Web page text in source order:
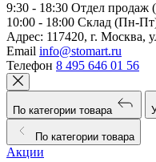
9:30 - 18:30 Отдел продаж
10:00 - 18:00 Склад (Пн-
Адрес: 117420, г. Москва,
Email info@stomart.ru
Телефон 8 495 646 01 56
По категории товара
По категории товара
Акции